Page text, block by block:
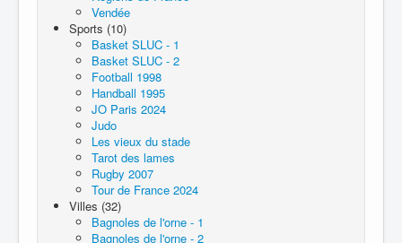
Vendée
Sports (10)
Basket SLUC - 1
Basket SLUC - 2
Football 1998
Handball 1995
JO Paris 2024
Judo
Les vieux du stade
Tarot des lames
Rugby 2007
Tour de France 2024
Villes (32)
Bagnoles de l'orne - 1
Bagnoles de l'orne - 2